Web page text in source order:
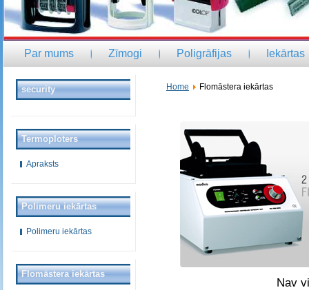
Par mums Zīmogi Poligrāfijas Iekārtas
security
Termoploters
Apraksts
Polimeru iekārtas
Polimeru iekārtas
Flomāstera iekārtas
Home Flomāstera iekārtas
Nav